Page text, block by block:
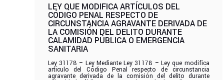
LEY QUE MODIFICA ARTÍCULOS DEL
CÓDIGO PENAL RESPECTO DE
CIRCUNSTANCIA AGRAVANTE DERIVADA DE
LA COMISIÓN DEL DELITO DURANTE
CALAMIDAD PÚBLICA O EMERGENCIA
SANITARIA
Ley 31178 – Ley Mediante Ley 31178 – Ley que modifica
artículo del Código Penal respecto de circunstancia
agravante derivada de la comisión del delito durante